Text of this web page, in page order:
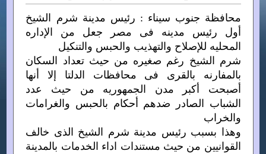
محافظة جنوب سيناء : رئيس مدينة شرم الشيخ
أول رئيس مدينه فى مصر جعل من الإداره
المحليه للإصلاح والتهذيب والحبس والتنكيل
شرم الشيخ رغم صغيره من حيث تعداد السكان
بالمفارنه بالقرى فى محافظات الدلتا إلا أنها
أصبحت أكبر مدن الجمهوريه من حيث عدد
الشباب الصادر ضدهم أحكام بالحبس والغرامات
والخراب
وهذا بسبب رئيس مدينة شرم الشيخ الذى خالف
القوانيين من حيث مستندات اداء الخدمات بالمدينة